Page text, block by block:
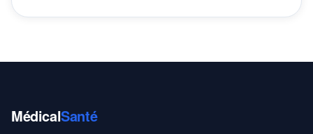
MédicalSanté